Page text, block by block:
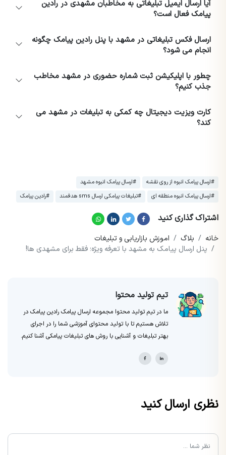
آیا ارسال ایمیل تبلیغاتی به مخاطبان مشهدی در رادین
پیامک فعال است؟
ارسال فکس تبلیغاتی در مشهد با پنل رادین پیامک چگونه
انجام می شود؟
چطور با اپلیکیشن ثبت شماره حضوری در مشهد مخاطب
جذب کنیم؟
کارت ویزیت دیجیتال چه کمکی به تبلیغات در مشهد می
کند؟
#ارسال پیامک انبوه از روی نقشه
#ارسال پیامک انبوه مشهد
#ارسال پیامک انبوه منطقه ای
#تبلیغات پیامکی ارسال sms هدفمند #رادین پیامک
اشتراک گذاری کنید
خانه بلاگ
اموزش بازاریابی و تبلیغات
پنل ارسال پیامک به مشهد با تعرفه ویژه؛ فقط برای مشهدی ها!
تیم تولید محتوا
ما در تیم تولید محتوا مجموعه ارسال پیامک رادین پیامک در
تلاش هستیم تا با تولید محتوای آموزشی شما را در اجرای
بهتر تبلیغات و آشنایی با روش های تبلیغات پیامکی آشنا کنیم.
نظری ارسال کنید